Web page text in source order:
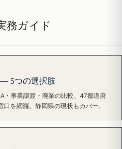
務ガイド
5つの選択肢
・事業譲渡・廃業の比較、47都道府
を網羅。静岡県の現状もカバー。